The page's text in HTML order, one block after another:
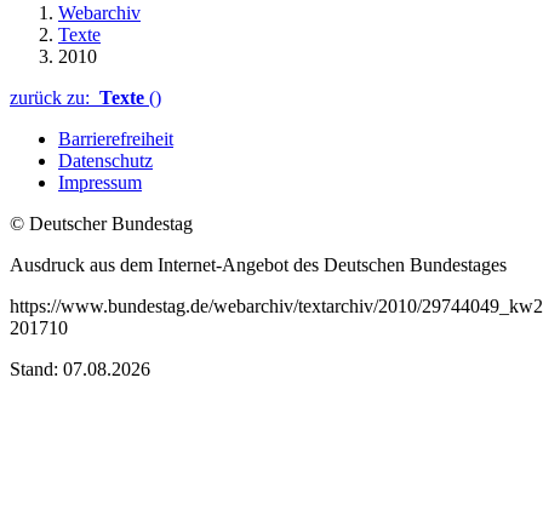
Webarchiv
Texte
2010
zurück zu: Texte ()
Barrierefreiheit
Datenschutz
Impressum
© Deutscher Bundestag
Ausdruck aus dem Internet-Angebot des Deutschen Bundestages
https://www.bundestag.de/webarchiv/textarchiv/2010/
201710
Stand: 07.08.2026